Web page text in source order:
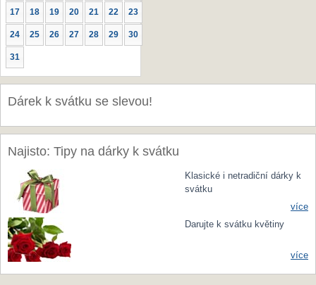
17 18 19 20 21 22 23
24 25 26 27 28 29 30
31
Dárek k svátku se slevou!
Najisto: Tipy na dárky k svátku
Klasické i netradiční dárky k
svátku
více
Darujte k svátku květiny
více